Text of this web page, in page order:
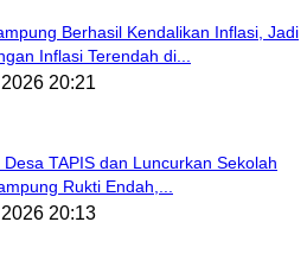
Berhasil Kendalikan Inflasi, Jadi
Inflasi Terendah di...
20:21
TAPIS dan Luncurkan Sekolah
Rukti Endah,...
20:13